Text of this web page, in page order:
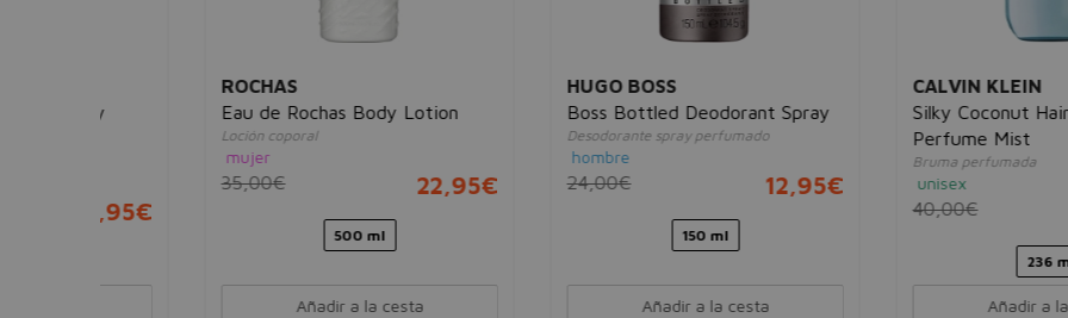
Eau de Rochas Body Lotion
Loción coporal
22,95€
Añadir a la cesta
HUGO BOSS
Boss Bottled Deodorant Spray
Desodorante spray perfumado
24,00€
Añadir a la cesta
CALVIN KLEIN
Silky Coconut Hair & Body
Perfume Mist
Bruma perfumada
unisex
Añadir a la cesta